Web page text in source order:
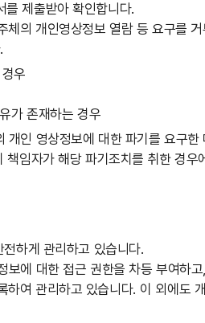
를 제출받아 확인합니다.
의 개인영상정보 열람 등 요구를
우
가 존재하는 경우
인 영상정보에 대한 파기를 요구
임자가 해당 파기조치를 취한 경우
하게 관리하고 있습니다.
에 대한 접근 권한을 차등 부여하
하여 관리하고 있습니다. 이 외에도